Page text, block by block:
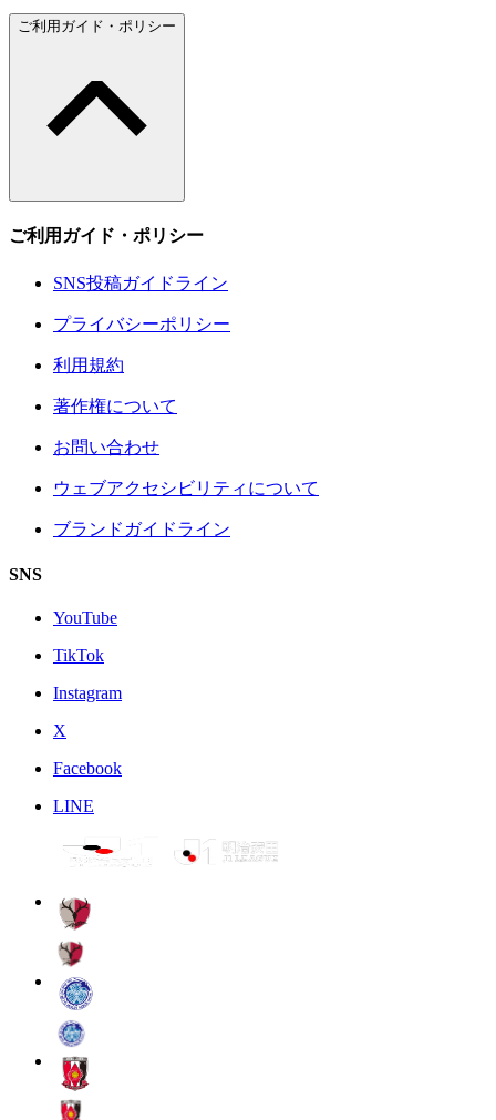
ご利用ガイド・ポリシー
ご利用ガイド・ポリシー
SNS投稿ガイドライン
プライバシーポリシー
利用規約
著作権について
お問い合わせ
ウェブアクセシビリティについて
ブランドガイドライン
SNS
YouTube
TikTok
Instagram
X
Facebook
LINE